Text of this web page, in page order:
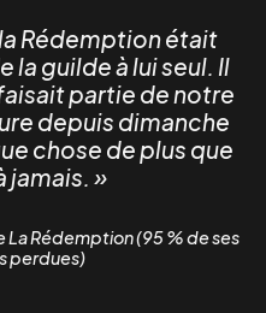
Rédemption était
la guilde à lui seul. Il
partie de notre
depuis dimanche
chose de plus que
jamais. »
Rédemption (95 % de ses
perdues)